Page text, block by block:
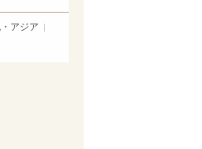
アジア